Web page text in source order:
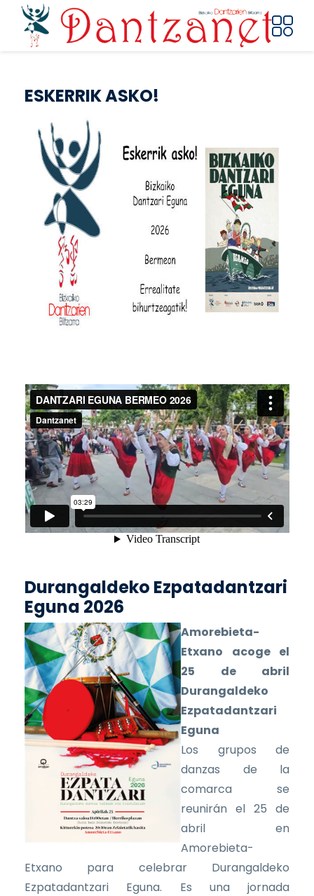
Pasar al contenido principal
ESKERRIK ASKO!
Durangaldeko Ezpatadantzari
Eguna 2026
Amorebieta-
Etxano acoge el
25 de abril
Durangaldeko
Ezpatadantzari
Eguna
Los grupos de
danzas de la
comarca se
reunirán el 25 de
abril en
Amorebieta-
Etxano para celebrar Durangaldeko
Ezpatadantzari Eguna. Es una jornada